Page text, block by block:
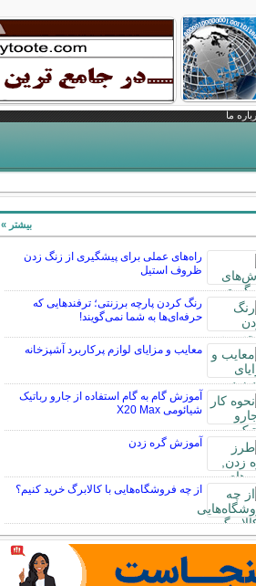
ما
راه‌های عملی برای پیشگیری از زنگ زدن
ظروف استیل
رنگ کردن پارچه برزنتی؛ ترفندهایی که
حرفه‌ای‌ها به شما نمی‌گویند!
معایب و مزایای لوازم پرکاربرد آشپزخانه
آموزش گام به گام استفاده از جارو رباتیک
شیائومی X20 Max
آموزش گره زدن
از چه فروشگاه‌هایی با کالابرگ خرید کنیم؟
بیشتر »